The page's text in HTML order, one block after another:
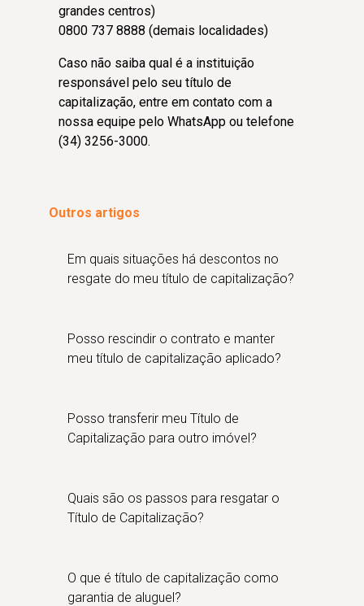
Outros artigos
Em quais situações há descontos no
resgate do meu título de capitalização?
Posso rescindir o contrato e manter
meu título de capitalização aplicado?
Posso transferir meu Título de
Capitalização para outro imóvel?
Quais são os passos para resgatar o
Título de Capitalização?
O que é título de capitalização como
garantia de aluguel?
grandes centros)
0800 737 8888 (demais localidades)
Caso não saiba qual é a instituição
responsável pelo seu título de
capitalização, entre em contato com a
nossa equipe pelo WhatsApp ou telefone
(34) 3256-3000.